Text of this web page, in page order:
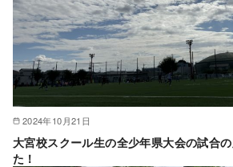
2024年10月21日
大宮校スクール生の全少年県大会の試合
た！